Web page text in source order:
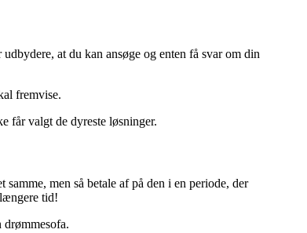
at du kan ansøge og enten få svar om din
fremvise.
får valgt de dyreste løsninger.
men så betale af på den i en periode, der
tid!
drømmesofa.